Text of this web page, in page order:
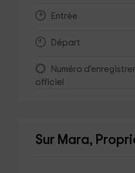
Entrée
Départ
Numéro
officiel
Sur Mara,